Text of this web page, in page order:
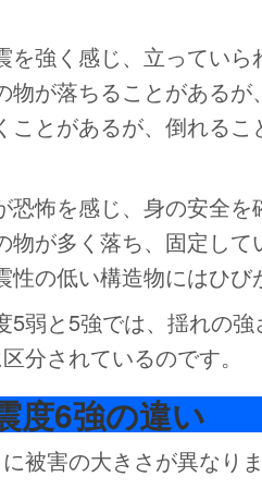
を強く感じ、立っていら
物が落ちることがあるが
ことがあるが、倒れるこ
恐怖を感じ、身の安全を
物が多く落ち、固定して
性の低い構造物にはひ
5弱と5強では、揺れの
分されているのです。
度6強の違い
被害の大きさが異なりま